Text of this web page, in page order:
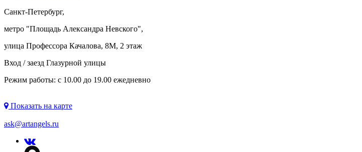
Санкт-Петербург,
метро "Площадь Александра Невского",
улица Профессора Качалова, 8М, 2 этаж
Вход / заезд Глазурной улицы
Режим работы: с 10.00 до 19.00 ежедневно
Показать на карте
ask@artangels.ru